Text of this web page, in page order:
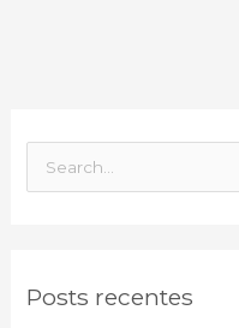
u
Posts recentes